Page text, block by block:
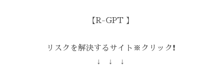
【R-GPT 】
リスクを解決するサイト※クリック❗️
↓ ↓ ↓